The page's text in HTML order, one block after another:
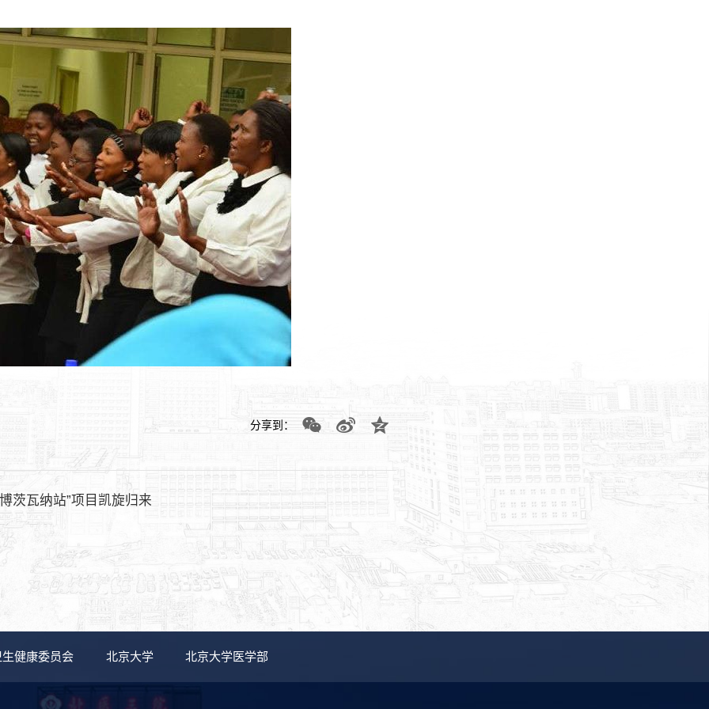
分享到：
茨瓦纳站”项目凯旋归来
健康委员会 北京大学 北京大学医学部